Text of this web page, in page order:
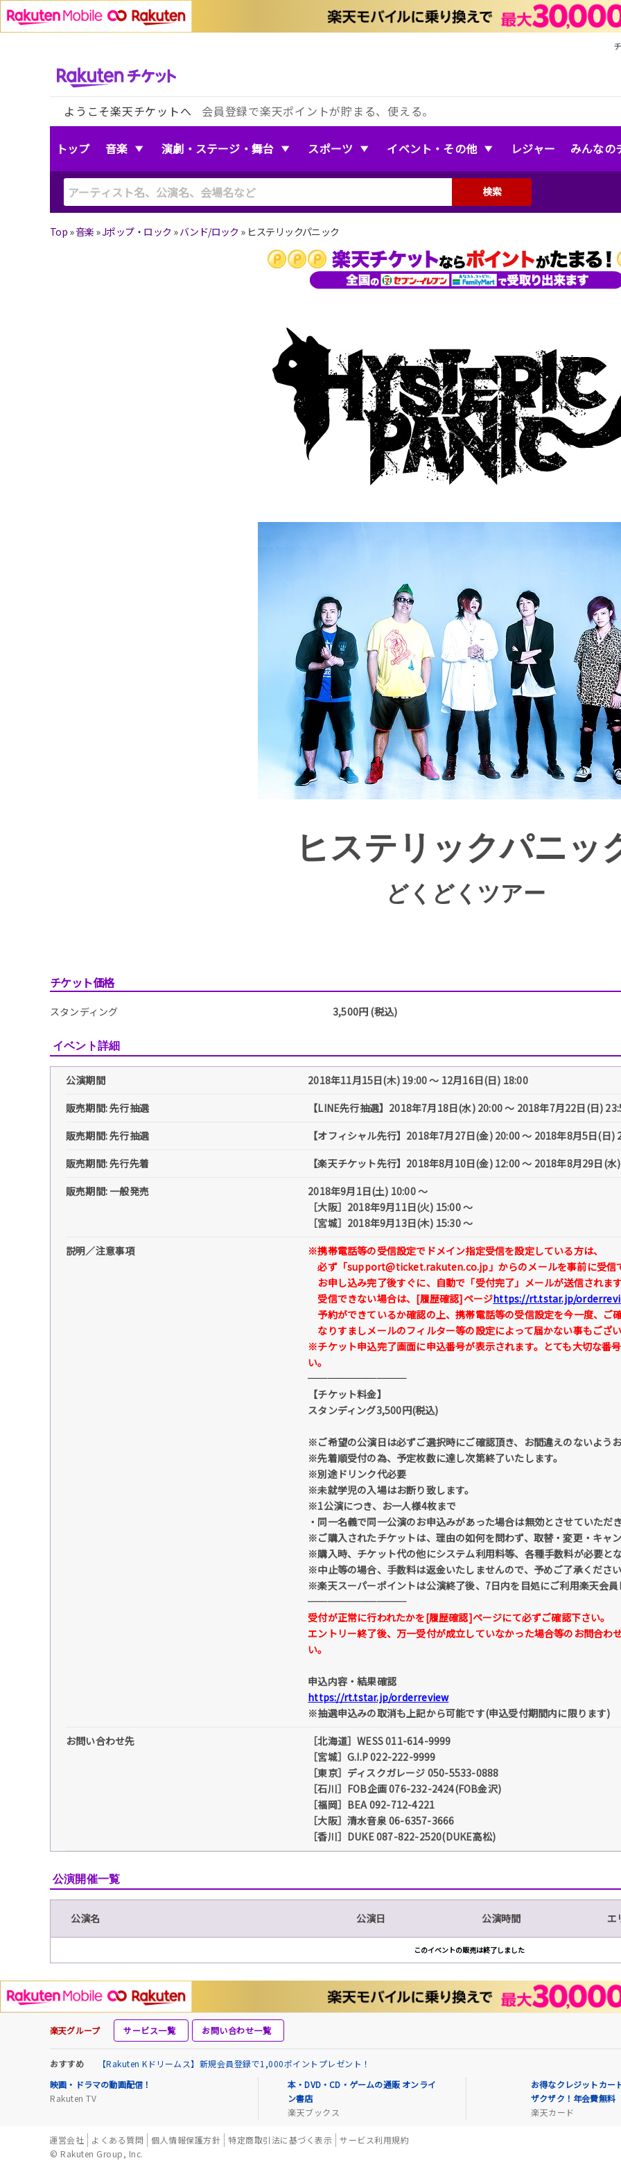
ようこそ楽天チケットへ 会員登録で楽天ポイントが貯まる、使える。
トップ 音楽 演劇・ステージ・舞台 スポーツ イベント・その他 レジャー みんなの
検索
Top »音楽 »Jポップ・ロック »バンド/ロック » ヒステリックパニック
ヒステリックパニッ
どくどくツアー
チケット価格
スタンディング 3,500円 (税込)
イベント詳細
公演期間
2018年11月15日(木) 19:00 〜 12月16日(日) 18:00
販売期間: 先行抽選
【LINE先行抽選】2018年7月18日(水) 20:00 ～ 2018年7月22日(日)
販売期間: 先行抽選
【オフィシャル先行】2018年7月27日(金) 20:00 ～ 2018年8月5日(
販売期間: 先行先着
【楽天チケット先行】2018年8月10日(金) 12:00 ～ 2018年8月29日(
販売期間: 一般発売
2018年9月1日(土) 10:00 〜
［大阪］2018年9月11日(火) 15:00 〜
［宮城］2018年9月13日(木) 15:30 〜
説明／注意事項
※携帯電話等の受信設定でドメイン指定受信を設定している方は、
必ず「support@ticket.rakuten.co.jp」 からのメールを事前に受
お申し込み完了後すぐに、自動で「受付完了」メールが送信されま
受信できない場合は、[履歴確認]ページhttps://rt.tstar.jp/
予約ができているか確認の上、携帯電話等の受信設定を今一度、ご
なりすましメールのフィルター等の設定によって届かない事もござ
※チケット申込完了画面に申込番号が表示されます。とても大切な番
い。
──────────
【チケット料金】
スタンディング3,500円(税込)
※ご希望の公演日は必ずご選択時にご確認頂き、お間違えのないよう
※先着順受付の為、予定枚数に達し次第終了いたします。
※別途ドリンク代必要
※未就学児の入場はお断り致します。
※1公演につき、お一人様4枚まで
・同一名義で同一公演のお申込みがあった場合は無効とさせていただ
※ご購入されたチケットは、理由の如何を問わず、取替・変更・キャ
※購入時、チケット代の他にシステム利用料等、各種手数料が必要と
※中止等の場合、手数料は返金いたしませんので、予めご了承くださ
※楽天スーパーポイントは公演終了後、7日内を目処にご利用楽天会
──────────
受付が正常に行われたかを[履歴確認]ページにて必ずご確認下さい。
エントリー終了後、万一受付が成立していなかった場合等のお問合わ
い。
申込内容・結果確認
https://rt.tstar.jp/orderreview
※抽選申込みの取消も上記から可能です(申込受付期間内に限ります)
お問い合わせ先
［北海道］WESS 011-614-9999
［宮城］G.I.P 022-222-9999
［東京］ディスクガレージ 050-5533-0888
［石川］FOB企画 076-232-2424(FOB金沢)
［福岡］BEA 092-712-4221
［大阪］清水音泉 06-6357-3666
［香川］DUKE 087-822-2520(DUKE高松)
公演開催一覧
公演名 公演日 公演時間 エ
このイベントの販売は終了しました
楽天グループ サービス一覧 お問い合わせ一覧
おすすめ
【Rakuten Kドリームス】新規会員登録で1,000ポイントプレゼント！
映画・ドラマの動画配信！
Rakuten TV
本・DVD・CD・ゲームの通販 オンライ
ン書店
楽天ブックス
お得なクレジットカー
ザクザク！年会費無料
楽天カード
運営会社 よくある質問 個人情報保護方針 特定商取引法に基づく表示
サービス利用規約
© Rakuten Group, Inc.